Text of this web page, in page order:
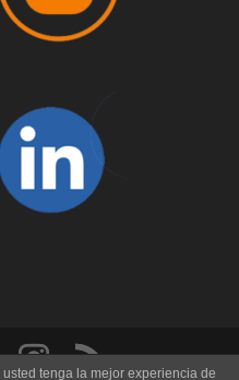
tenga la mejor experiencia de